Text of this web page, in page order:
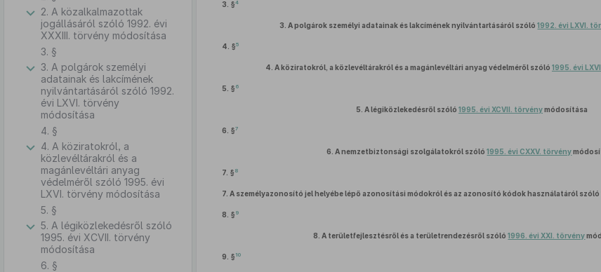
2. A közalkalmazottak
jogállásáról szóló 1992. évi
XXXIII. törvény módosítása
3. §
3. A polgárok személyi
adatainak és lakcímének
nyilvántartásáról szóló 1992.
évi LXVI. törvény
módosítása
4. §
4. A köziratokról, a
közlevéltárakról és a
magánlevéltári anyag
védelméről szóló 1995. évi
LXVI. törvény módosítása
5. §
5. A légiközlekedésről szóló
1995. évi XCVII. törvény
módosítása
6. §
3. §4
3. A polgárok személyi adatainak és lakcímének nyilvántartásáról szóló1992. évi LXVI.
4. §5
4. A köziratokról, a közlevéltárakról és a magánlevéltári anyag védelméről szóló 1995. évi
5. § 6
5. A légiközlekedésről szóló 1995. évi XCVII. törvénymódosítása
6. §7
6. A nemzetbiztonsági szolgálatokról szóló1995. évi CXXV. törvény
7. § 8
7. A személyazonosító jel helyébe lépő azonosítási módokról és az azonosító kódok használatáról szóló
8. § 9
8. A területfejlesztésről és a területrendezésről szóló1996. évi XXI. törvény
9. § 10